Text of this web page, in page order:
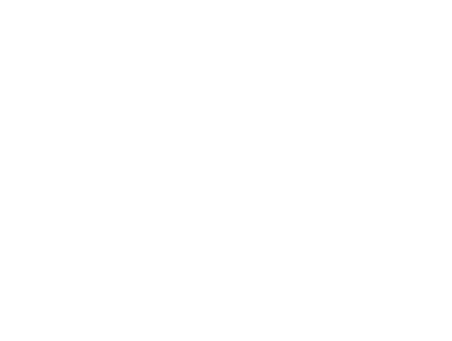
ある商品です。
す予定はありません。
中の商品です。
やむを得ず変更すること